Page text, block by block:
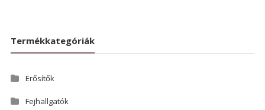
Termékkategóriák
Erősítők
Fejhallgatók